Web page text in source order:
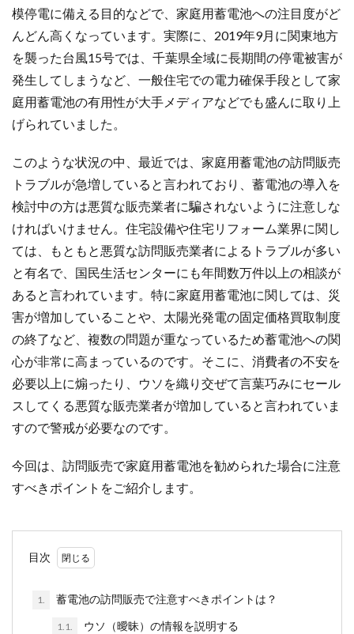
模停電に備える目的などで、家庭用蓄電池への注目度がど
んどん高くなっています。実際に、2019年9月に関東地方
を襲った台風15号では、千葉県全域に長期間の停電被害が
発生してしまうなど、一般住宅での電力確保手段として家
庭用蓄電池の有用性が大手メディアなどでも盛んに取り上
げられていました。
このような状況の中、最近では、家庭用蓄電池の訪問販売
トラブルが急増していると言われており、蓄電池の導入を
検討中の方は悪質な販売業者に騙されないように注意しな
ければいけません。住宅設備や住宅リフォーム業界に関し
ては、もともと悪質な訪問販売業者によるトラブルが多い
と有名で、国民生活センターにも年間数万件以上の相談が
あると言われています。特に家庭用蓄電池に関しては、災
害が増加していることや、太陽光発電の固定価格買取制度
の終了など、複数の問題が重なっているため蓄電池への関
心が非常に高まっているのです。そこに、 消費者の不安を
必要以上に煽ったり、ウソを織り交ぜて言葉巧みにセール
スしてくる悪質な販売業者が増加している と言われていま
すので警戒が必要なのです。
今回は、訪問販売で家庭用蓄電池を勧められた場合に注意
すべきポイントをご紹介します。
目次
1. 蓄電池の訪問販売で注意すべきポイントは？
1.1. ウソ（曖昧）の情報を説明する